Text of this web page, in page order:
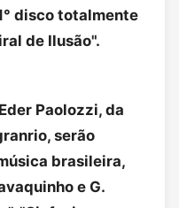
disco totalmente
de Ilusão".
Paolozzi, da
serão
brasileira,
e G.